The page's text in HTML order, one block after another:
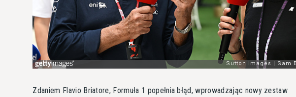
Zdaniem Flavio Briatore, Formuła 1 popełnia błąd, wprowadzając nowy zestaw